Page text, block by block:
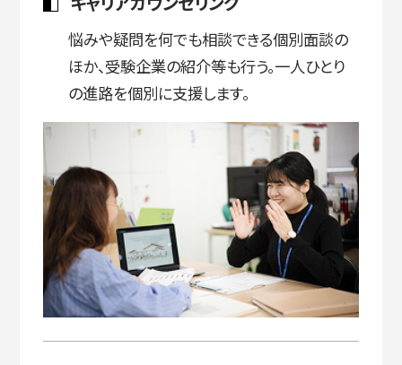
悩みや疑問を何でも相談できる個別面談の
ほか、受験企業の紹介等も行う。一人ひとり
の進路を個別に支援します。